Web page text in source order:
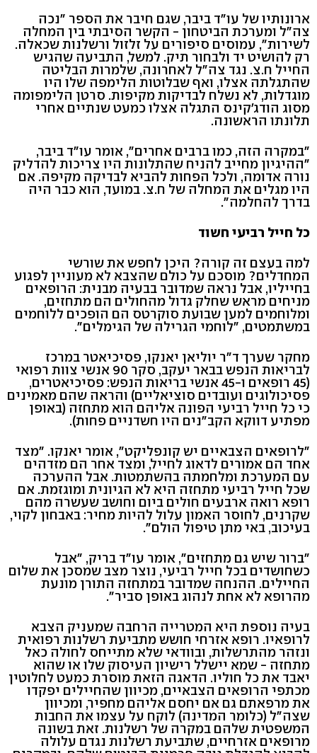
ארונותיו של עו"ד ביבר, שגם חיבר את הספר "נכה
צה"ל ומערכת הביטחון - הקשר הסיבתי בין המחלה
לשירות", עמוסים סיפורים על זלזול ורשלנות שכאלה.
רק להושיט יד ולבחור תיק. למשל, התביעה שהגיש
החייל ח.צ. נגד צה"ל לאחרונה, שלמרות הבליטה
שהתגלתה אצלו, ואף שבלוטות הלימפה שלו היו
מוגדלות, לא נשלח לבדיקות מקיפות. סרטן הלימפומה
מסוג הודג'קינס התגלה אצלו כמעט שנתיים אחרי
תלונתו הראשונה.
"במקרה הזה, כמו ברבים אחרים", אומר עו"ד ביבר,
"ההיגיון מחייב להניח שהתלונות היו צריכות להדליק
נורה אדומה, ולכל הפחות להביא לבדיקה מקיפה. אם
היו מגלים את המחלה של ח.צ. במועד, הוא כבר היה
בדרך להחלמה".
כל חייל רביעי חשוד
למה בעצם זה קורה? היכן לחפש את שורשי
המחדלים? מוסכם על כולם שהצבא לא מעוניין לפגוע
בחייליו, אבל נראה שמדובר בבעיה מבנית: הרופאים
מניחים מראש שחלק גדול מהחולים הם מתחזים,
ומלוחמים למען שבועת סוקרטס הם הופכים ללוחמים
במשתמטים, "לוחמי הגרילה של הגימלים".
מחקר שערך ד"ר יוליאן יאנקו, פסיכיאטר במרכז
לבריאות הנפש בבאר יעקב, סקר 90 אנשי צוות רפואי
(45 רופאים ו-45 אנשי בריאות הנפש: פסיכיאטרים,
פסיכולוגים ועובדים סוציאליים) והראה שהם מאמינים
כי כל חייל רביעי הפונה אליהם הוא מתחזה (באופן
מפתיע דווקא הקב"נים היו חשדניים פחות).
"לרופאים הצבאיים יש קונפליקט", אומר יאנקו. "מצד
אחד הם אמורים לדאוג לחייל, ומצד אחר הם מזדהים
עם המערכת ומלחמתה בהשתמטות. אבל ההערכה
שכל חייל רביעי מתחזה היא לא הגיונית ומוגזמת. אם
רופא רואה ארבעים חולים ביום וחושב שעשרה מהם
שקרנים, לחוסר האמון עלול להיות מחיר: באבחון לקוי,
בעיכוב, באי מתן טיפול הולם".
"ברור שיש גם מתחזים", אומר עו"ד בריק, "אבל
כשחושדים בכל חייל רביעי, נוצר מצב שמסכן את שלום
החיילים. ההנחה שמדובר במתחזה התורן מונעת
מהרופא לא אחת לנהוג באופן סביר".
בעיה נוספת היא המטרייה הרחבה שמעניק הצבא
לרופאיו. רופא אזרחי חושש מתביעת רשלנות רפואית
ונזהר מהתרשלות, ובוודאי שלא מתייחס לחולה כאל
מתחזה - שמא יישלל רישיון העיסוק שלו או שהוא
יאבד את כל חוליו. הדאגה הזאת מוסרת כמעט לחלוטין
מכתפי הרופאים הצבאיים, מכיוון שהחיילים יפקדו
את מרפאתם גם אם יחסם אליהם מחפיר, ומכיוון
שצה"ל (כלומר המדינה) לוקח על עצמו את החבות
המשפטית שלהם במקרה של רשלנות. זאת בשונה
מרופאים אזרחיים, שתביעת רשלנות נגדם עלולה